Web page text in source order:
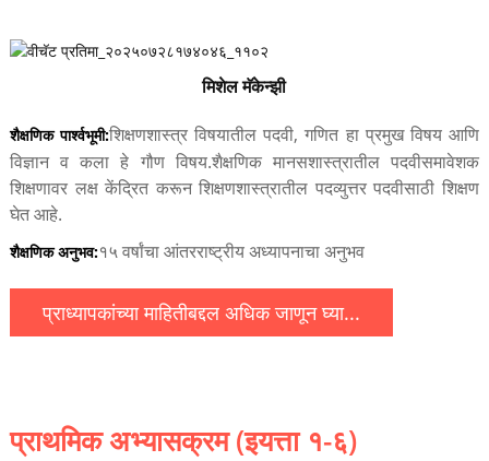
मिशेल मॅकेन्झी
शैक्षणिक पार्श्वभूमी:शिक्षणशास्त्र विषयातील पदवी, गणित हा प्रमुख विषय आणि
विज्ञान व कला हे गौण विषय.शैक्षणिक मानसशास्त्रातील पदवीसमावेशक
शिक्षणावर लक्ष केंद्रित करून शिक्षणशास्त्रातील पदव्युत्तर पदवीसाठी शिक्षण
घेत आहे.
शैक्षणिक अनुभव:१५ वर्षांचा आंतरराष्ट्रीय अध्यापनाचा अनुभव
प्राध्यापकांच्या माहितीबद्दल अधिक जाणून घ्या...
प्राथमिक अभ्यासक्रम (इयत्ता १-६)